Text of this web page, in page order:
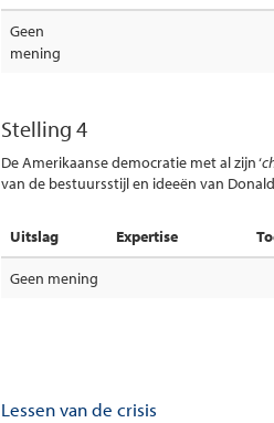
Geen
mening
Stelling 4
De Amerikaanse democratie met al zijn ‘
van de bestuursstijl en ideeën van
Uitslag Expertise
Geen mening
Lessen van de crisis